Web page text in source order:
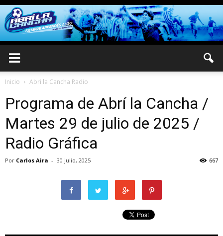
Inicio Abri la Cancha Radio
Programa de Abrí la Cancha /
Martes 29 de julio de 2025 /
Radio Gráfica
Por Carlos Aira - 30 julio, 2025 667